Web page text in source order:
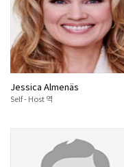
Jessica Almenäs
Self - Host 역